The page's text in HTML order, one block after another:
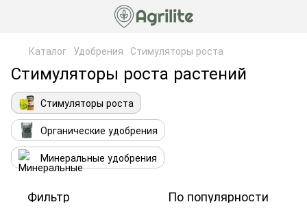
Каталог Удобрения Стимуляторы роста
Стимуляторы роста растений
Стимуляторы роста
Органические удобрения
Минеральные удобрения
Фильтр По популярности